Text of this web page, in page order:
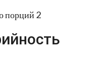
порций 2